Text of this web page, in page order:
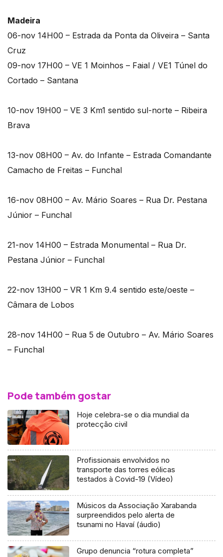
Madeira
06-nov 14H00 – Estrada da Ponta da Oliveira – Santa
Cruz
09-nov 17H00 – VE 1 Moinhos – Faial / VE1 Túnel do
Cortado – Santana
10-nov 19H00 – VE 3 Km1 sentido sul-norte – Ribeira
Brava
13-nov 08H00 – Av. do Infante – Estrada Comandante
Camacho de Freitas – Funchal
16-nov 08H00 – Av. Mário Soares – Rua Dr. Pestana
Júnior – Funchal
21-nov 14H00 – Estrada Monumental – Rua Dr.
Pestana Júnior – Funchal
22-nov 13H00 – VR 1 Km 9.4 sentido este/oeste –
Câmara de Lobos
28-nov 14H00 – Rua 5 de Outubro – Av. Mário Soares
– Funchal
Pode também gostar
Hoje celebra-se o dia mundial da
protecção civil
Profissionais envolvidos no
transporte das torres eólicas
testados à Covid-19 (Vídeo)
Músicos da Associação Xarabanda
surpreendidos pelo alerta de
tsunami no Havaí (áudio)
Grupo denuncia “rotura completa”